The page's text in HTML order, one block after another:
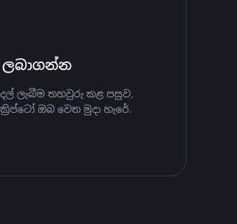
ලබාගන්න
ලැබීම තහවුරු කළ පසුව,
ඔබ වෙත මුදා හැරේ.